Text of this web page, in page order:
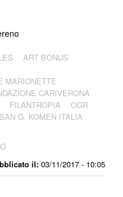
il: 03/11/2017 - 10:05
ART BONUS
MARIONETTE
CARIVERONA
FILANTROPIA
OGR
G. KOMEN ITALIA